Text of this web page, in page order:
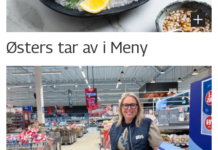
Østers tar av i Meny